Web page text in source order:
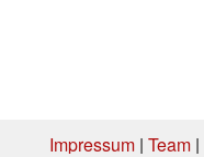
Impressum| Team|